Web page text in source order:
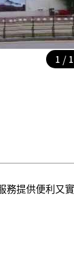
1 / 1
務提供便利又